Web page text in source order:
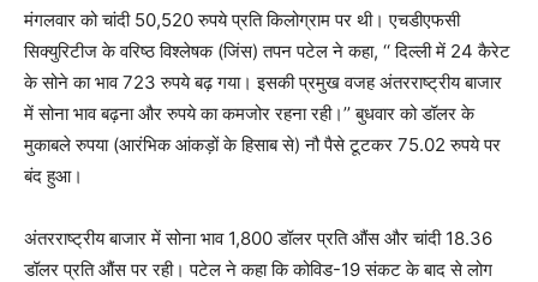
मंगलवार को चांदी 50,520 रुपये प्रति किलोग्राम पर थी। एचडीएफसी
सिक्युरिटीज के वरिष्ठ विश्लेषक (जिंस) तपन पटेल ने कहा, ‘‘ दिल्ली में 24 कैरेट
के सोने का भाव 723 रुपये बढ़ गया। इसकी प्रमुख वजह अंतरराष्ट्रीय बाजार
में सोना भाव बढ़ना और रुपये का कमजोर रहना रही।’’ बुधवार को डॉलर के
मुकाबले रुपया (आरंभिक आंकड़ों के हिसाब से) नौ पैसे टूटकर 75.02 रुपये पर
बंद हुआ।
अंतरराष्ट्रीय बाजार में सोना भाव 1,800 डॉलर प्रति औंस और चांदी 18.36
डॉलर प्रति औंस पर रही। पटेल ने कहा कि कोविड-19 संकट के बाद से लोग